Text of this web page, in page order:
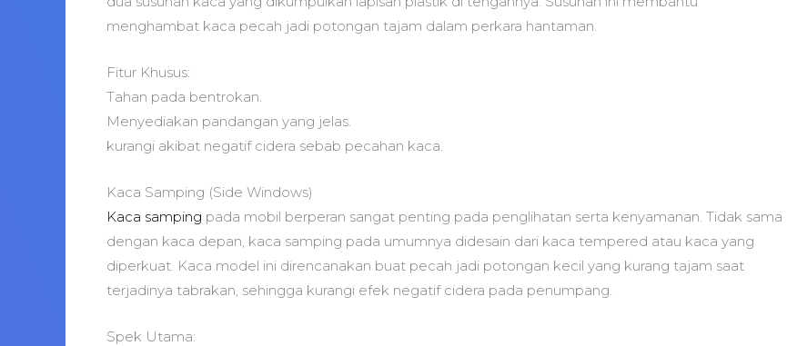
menghambat kaca pecah jadi potongan tajam dalam perkara hantaman.
Fitur Khusus:
Tahan pada bentrokan.
Menyediakan pandangan yang jelas.
kurangi akibat negatif cidera sebab pecahan kaca.
Kaca Samping (Side Windows)
Kaca samping pada mobil berperan sangat penting pada penglihatan serta kenyamanan. Tidak sama
dengan kaca depan, kaca samping pada umumnya didesain dari kaca tempered atau kaca yang
diperkuat. Kaca model ini direncanakan buat pecah jadi potongan kecil yang kurang tajam saat
terjadinya tabrakan, sehingga kurangi efek negatif cidera pada penumpang.
Spek Utama: